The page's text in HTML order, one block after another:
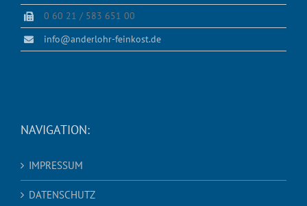
0 60 21 / 583 651 00
info@anderlohr-feinkost.de
NAVIGATION:
IMPRESSUM
DATENSCHUTZ